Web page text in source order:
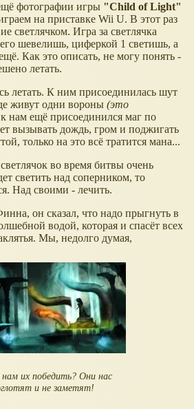
фотографии игры "Child of Light"
на приставке Wii U. В этот раз
светлячком. Игра за светлячка
шевелишь, циферкой 1 светишь, а
Как это описать, не могу понять -
летать.
летать. К ним присоединилась шут
живут одни вороны (это
нам ещё присоединился маг по
вызывать дождь, гром и поджигать
только на это всё тратится мана...
во время битвы очень
светить над соперником, то
Над своими - лечить.
он сказал, что надо прыгнуть в
водой, которая и спасёт всех
Мы, недолго думая,
их победить? Они нас
и не заметят!